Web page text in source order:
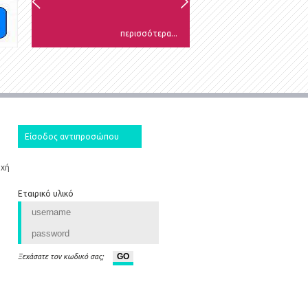
περισσότερα...
Είσοδος αντιπροσώπου
Εταιρικό υλικό
Ξεχάσατε τον κωδικό σας;